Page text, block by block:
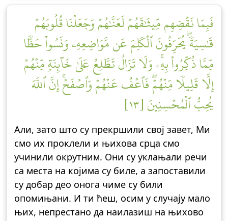
فَبِمَا نَقۡضِهِم مِّيثَٰقَهُمۡ لَعَنَّٰهُمۡ وَجَعَلۡنَا قُلُوبَهُمۡ
قَٰسِيَةٗۖ يُحَرِّفُونَ ٱلۡكَلِمَ عَن مَّوَاضِعِهِۦ وَنَسُواْ حَظّٗا
مِّمَّا ذُكِّرُواْ بِهِۦۚ وَلَا تَزَالُ تَطَّلِعُ عَلَىٰ خَآئِنَةٖ مِّنۡهُمۡ
إِلَّا قَلِيلٗا مِّنۡهُمۡۖ فَٱعۡفُ عَنۡهُمۡ وَٱصۡفَحۡۚ إِنَّ ٱللَّهَ
يُحِبُّ ٱلۡمُحۡسِنِينَ [١٣]
Али, зато што су прекршили свој завет, Ми
смо их проклели и њихова срца смо
учинили окрутним. Они су уклањали речи
са места на којима су биле, а запоставили
су добар део онога чиме су били
опомињани. И ти ћеш, осим у случају мало
њих, непрестано да наилазиш на њихово